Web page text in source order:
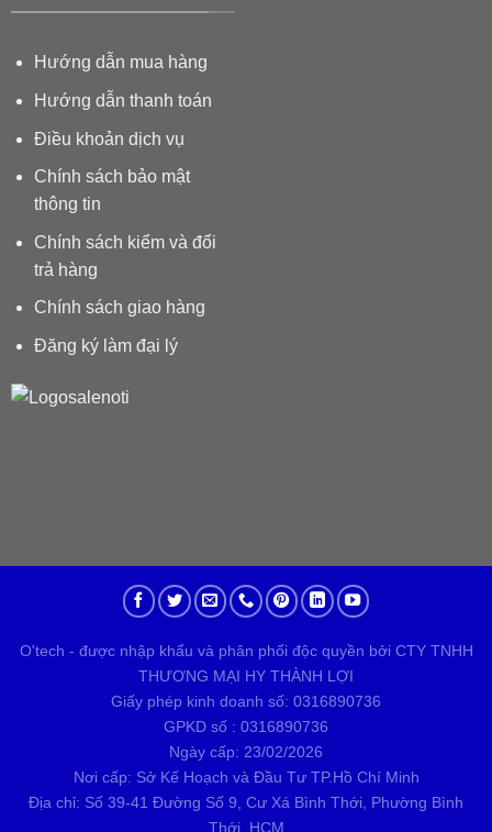
Hướng dẫn mua hàng
Hướng dẫn thanh toán
Điều khoản dịch vụ
Chính sách bảo mật
thông tin
Chính sách kiểm và đổi
trả hàng
Chính sách giao hàng
Đăng ký làm đại lý
O'tech - được nhập khẩu và phân phối độc quyền bởi CTY TNHH
THƯƠNG MẠI HY THÀNH LỢI
Giấy phép kinh doanh số: 0316890736
GPKD số : 0316890736
Ngày cấp: 23/02/2026
Nơi cấp: Sở Kế Hoạch và Đầu Tư TP.Hồ Chí Minh
Địa chỉ: Số 39-41 Đường Số 9, Cư Xá Bình Thới, Phường Bình
Thới, HCM